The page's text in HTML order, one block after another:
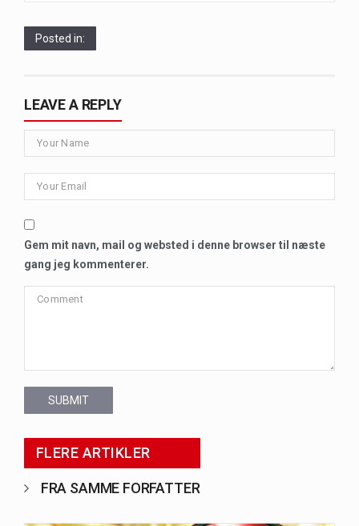
Posted in:
LEAVE A REPLY
Gem mit navn, mail og websted i denne browser til næste
gang jeg kommenterer.
SUBMIT
FLERE ARTIKLER
FRA SAMME FORFATTER